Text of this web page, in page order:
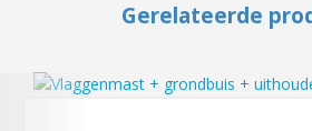
Gerelateerde